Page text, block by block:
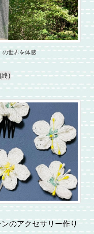
の世界を体感
終)
のアクセサリー作り